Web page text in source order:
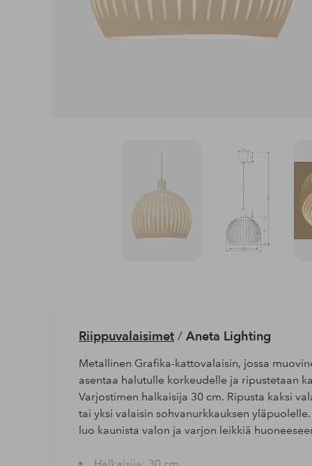
Riippuvalaisimet/ Aneta Lighting
Metallinen Grafika-kattovalaisin, jossa
asentaa halutulle korkeudelle ja ripustetaan
Varjostimen halkaisija 30 cm. Ripusta kaksi
tai yksi valaisin sohvanurkkauksen
luo kaunista valon ja varjon leikkiä